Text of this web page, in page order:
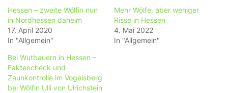
Hessen – zweite Wölfin nun
in Nordhessen daheim
17. April 2020
In "Allgemein"
Mehr Wölfe, aber weniger
Risse in Hessen
4. Mai 2022
In "Allgemein"
Bei Wutbauern in Hessen –
Faktencheck und
Zaunkontrolle im Vogelsberg
bei Wölfin Ulli von Ulrichstein